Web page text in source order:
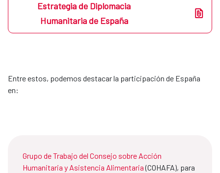
Estrategia de Diplomacia
Humanitaria de España
Entre estos, podemos destacar la participación de España
en:
Grupo de Trabajo del Consejo sobre Acción
Humanitaria y Asistencia Alimentaria(COHAFA), para